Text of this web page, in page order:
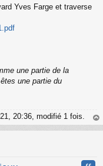
Yves Farge et traverse
une partie de la
une partie du
20:36, modifié 1 fois.
au